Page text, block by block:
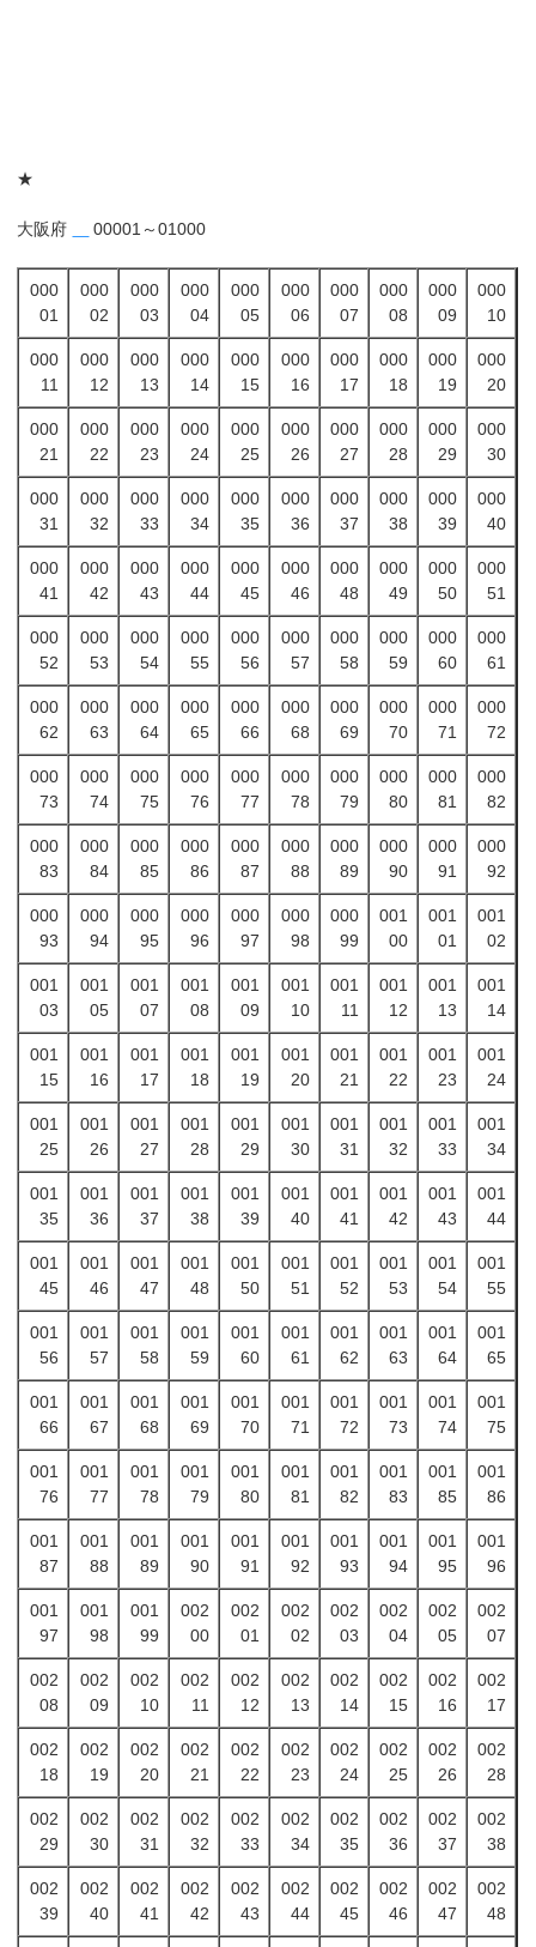
★
大阪府 00001～01000
000
01
000
02
000
03
000
04
000
05
000
06
000
07
000
08
000
09
000
10
000
11
000
12
000
13
000
14
000
15
000
16
000
17
000
18
000
19
000
20
000
21
000
22
000
23
000
24
000
25
000
26
000
27
000
28
000
29
000
30
000
31
000
32
000
33
000
34
000
35
000
36
000
37
000
38
000
39
000
40
000
41
000
42
000
43
000
44
000
45
000
46
000
48
000
49
000
50
000
51
000
52
000
53
000
54
000
55
000
56
000
57
000
58
000
59
000
60
000
61
000
62
000
63
000
64
000
65
000
66
000
68
000
69
000
70
000
71
000
72
000
73
000
74
000
75
000
76
000
77
000
78
000
79
000
80
000
81
000
82
000
83
000
84
000
85
000
86
000
87
000
88
000
89
000
90
000
91
000
92
000
93
000
94
000
95
000
96
000
97
000
98
000
99
001
00
001
01
001
02
001
03
001
05
001
07
001
08
001
09
001
10
001
11
001
12
001
13
001
14
001
15
001
16
001
17
001
18
001
19
001
20
001
21
001
22
001
23
001
24
001
25
001
26
001
27
001
28
001
29
001
30
001
31
001
32
001
33
001
34
001
35
001
36
001
37
001
38
001
39
001
40
001
41
001
42
001
43
001
44
001
45
001
46
001
47
001
48
001
50
001
51
001
52
001
53
001
54
001
55
001
56
001
57
001
58
001
59
001
60
001
61
001
62
001
63
001
64
001
65
001
66
001
67
001
68
001
69
001
70
001
71
001
72
001
73
001
74
001
75
001
76
001
77
001
78
001
79
001
80
001
81
001
82
001
83
001
85
001
86
001
87
001
88
001
89
001
90
001
91
001
92
001
93
001
94
001
95
001
96
001
97
001
98
001
99
002
00
002
01
002
02
002
03
002
04
002
05
002
07
002
08
002
09
002
10
002
11
002
12
002
13
002
14
002
15
002
16
002
17
002
18
002
19
002
20
002
21
002
22
002
23
002
24
002
25
002
26
002
28
002
29
002
30
002
31
002
32
002
33
002
34
002
35
002
36
002
37
002
38
002
39
002
40
002
41
002
42
002
43
002
44
002
45
002
46
002
47
002
48